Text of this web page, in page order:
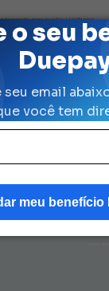
o seu
email
você tem
meu benefício
para auxilio Uniforme
da Prefeitura de São Paulo